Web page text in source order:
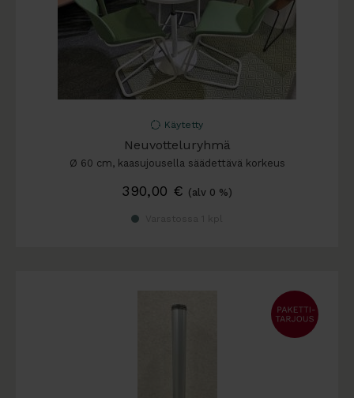
Käytetty
Neuvotteluryhmä
Ø 60 cm, kaasujousella säädettävä korkeus
390,00 € (alv 0 %)